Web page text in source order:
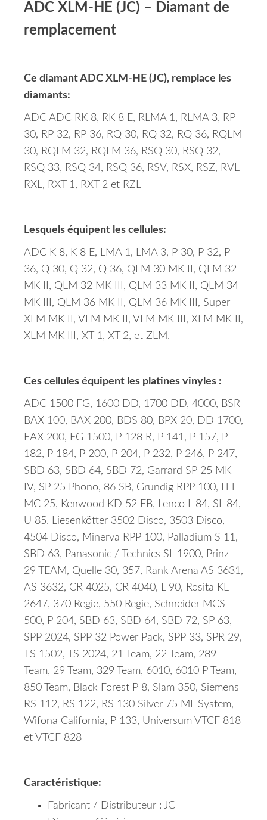
ADC XLM-HE (JC) – Diamant de
remplacement
Ce diamant ADC XLM-HE (JC), remplace les
diamants:
ADC ADC RK 8, RK 8 E, RLMA 1, RLMA 3, RP
30, RP 32, RP 36, RQ 30, RQ 32, RQ 36, RQLM
30, RQLM 32, RQLM 36, RSQ 30, RSQ 32,
RSQ 33, RSQ 34, RSQ 36, RSV, RSX, RSZ, RVL
RXL, RXT 1, RXT 2 et RZL
Lesquels équipent les cellules:
ADC K 8, K 8 E, LMA 1, LMA 3, P 30, P 32, P
36, Q 30, Q 32, Q 36, QLM 30 MK II, QLM 32
MK II, QLM 32 MK III, QLM 33 MK II, QLM 34
MK III, QLM 36 MK II, QLM 36 MK III, Super
XLM MK II, VLM MK II, VLM MK III, XLM MK II,
XLM MK III, XT 1, XT 2, et ZLM.
Ces cellules équipent les platines vinyles :
ADC 1500 FG, 1600 DD, 1700 DD, 4000, BSR
BAX 100, BAX 200, BDS 80, BPX 20, DD 1700,
EAX 200, FG 1500, P 128 R, P 141, P 157, P
182, P 184, P 200, P 204, P 232, P 246, P 247,
SBD 63, SBD 64, SBD 72, Garrard SP 25 MK
IV, SP 25 Phono, 86 SB, Grundig RPP 100, ITT
MC 25, Kenwood KD 52 FB, Lenco L 84, SL 84,
U 85. Liesenkötter 3502 Disco, 3503 Disco,
4504 Disco, Minerva RPP 100, Palladium S 11,
SBD 63, Panasonic / Technics SL 1900, Prinz
29 TEAM, Quelle 30, 357, Rank Arena AS 3631,
AS 3632, CR 4025, CR 4040, L 90, Rosita KL
2647, 370 Regie, 550 Regie, Schneider MCS
500, P 204, SBD 63, SBD 64, SBD 72, SP 63,
SPP 2024, SPP 32 Power Pack, SPP 33, SPR 29,
TS 1502, TS 2024, 21 Team, 22 Team, 289
Team, 29 Team, 329 Team, 6010, 6010 P Team,
850 Team, Black Forest P 8, Slam 350, Siemens
RS 112, RS 122, RS 130 Silver 75 ML System,
Wifona California, P 133, Universum VTCF 818
et VTCF 828
Caractéristique:
Fabricant / Distributeur : JC